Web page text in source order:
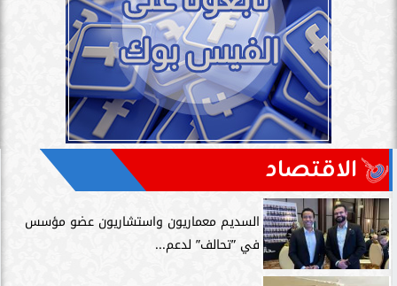
الاقتصاد
السديم معماريون واستشاريون عضو مؤسس
في ”تحالف” لدعم...